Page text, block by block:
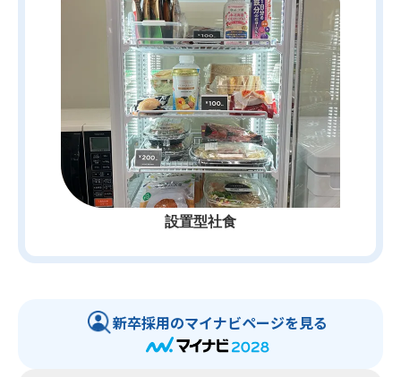
設置型社食
新卒採用のマイナビページを見る